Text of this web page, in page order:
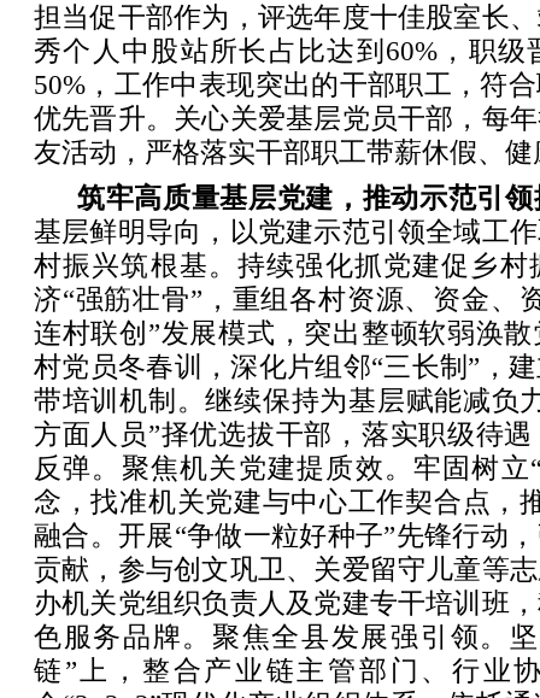
担当促干部作为，评选年度十佳股室长
秀个人中股站所长占比达到60%，职级
50%，工作中表现突出的干部职工，符
优先晋升。关心关爱基层党员干部，每
友活动，严格落实干部职工带薪休假、
筑牢高质量基层党建，推动示范引
基层鲜明导向，以党建示范引领全域工
村振兴筑根基。持续强化抓党建促乡村
济“强筋壮骨”，重组各村资源、资金、
连村联创”发展模式，突出整顿软弱涣
村党员冬春训，深化片组邻“三长制”，
带培训机制。继续保持为基层赋能减负
方面人员”择优选拔干部，落实职级待
反弹。聚焦机关党建提质效。牢固树立
念，找准机关党建与中心工作契合点，
融合。开展“争做一粒好种子”先锋行动
贡献，参与创文巩卫、关爱留守儿童等
办机关党组织负责人及党建专干培训班
色服务品牌。聚焦全县发展强引领。
链”上，整合产业链主管部门、行业